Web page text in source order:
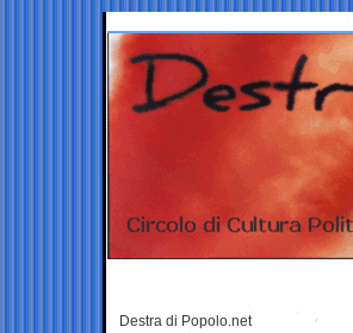
Destra di Popolo.net